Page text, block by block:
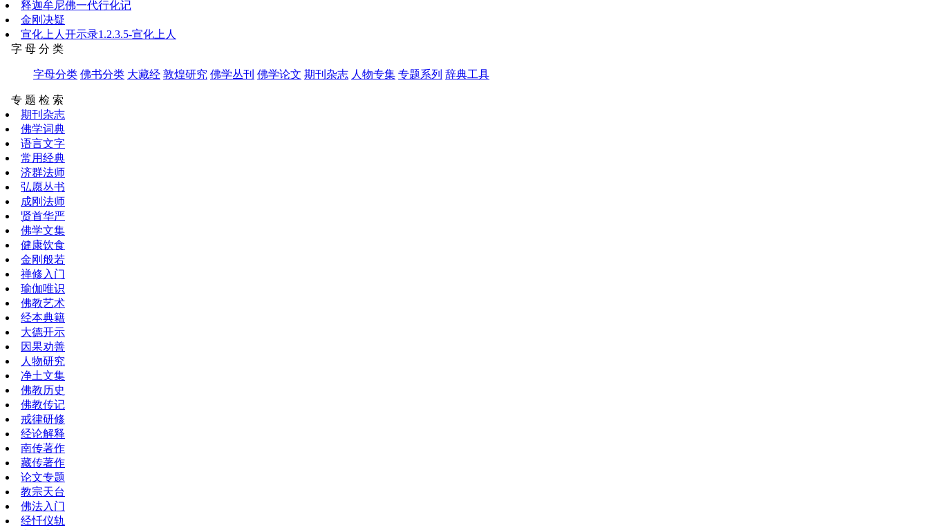
释迦牟尼佛一代行化记
金刚决疑
宣化上人开示录1.2.3.5-宣化上人
字 母 分 类
字母分类 佛书分类 大藏经 敦煌研究 佛学丛刊 佛学论文 期刊杂志 人物专集 专题系列 辞典工具
专 题 检 索
期刊杂志
佛学词典
语言文字
常用经典
济群法师
弘愿丛书
成刚法师
贤首华严
佛学文集
健康饮食
金刚般若
禅修入门
瑜伽唯识
佛教艺术
经本典籍
大德开示
因果劝善
人物研究
净土文集
佛教历史
佛教传记
戒律研修
经论解释
南传著作
藏传著作
论文专题
教宗天台
佛法入门
经忏仪轨